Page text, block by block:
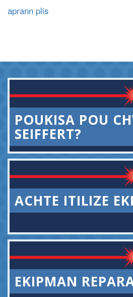
aprann plis
POUKISA POU
SEIFFERT?
ACHTE ITILIZE
EKIPMAN